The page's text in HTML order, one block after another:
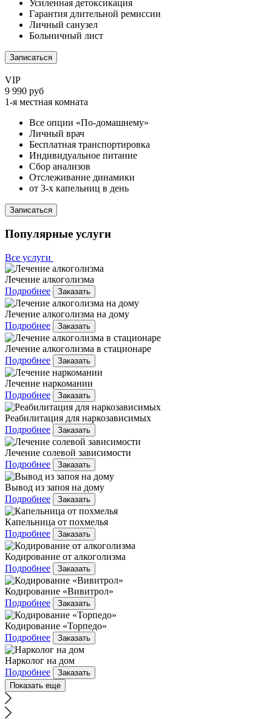
Усиленная детоксикация
Гарантия длительной ремиссии
Личный санузел
Больничный лист
Записаться
VIP
9 990 руб
1-я местная комната
Все опции «По-домашнему»
Личный врач
Бесплатная транспортировка
Индивидуальное питание
Сбор анализов
Отслеживание динамики
от 3-х капельниц в день
Записаться
Популярные услуги
Все услуги
Лечение алкоголизма
Подробнее
Заказать
Лечение алкоголизма на дому
Подробнее
Заказать
Лечение алкоголизма в стационаре
Подробнее
Заказать
Лечение наркомании
Подробнее
Заказать
Реабилитация для наркозависимых
Подробнее
Заказать
Лечение солевой зависимости
Подробнее
Заказать
Вывод из запоя на дому
Подробнее
Заказать
Капельница от похмелья
Подробнее
Заказать
Кодирование от алкоголизма
Подробнее
Заказать
Кодирование «Вивитрол»
Подробнее
Заказать
Кодирование «Торпедо»
Подробнее
Заказать
Нарколог на дом
Подробнее
Заказать
Показать еще